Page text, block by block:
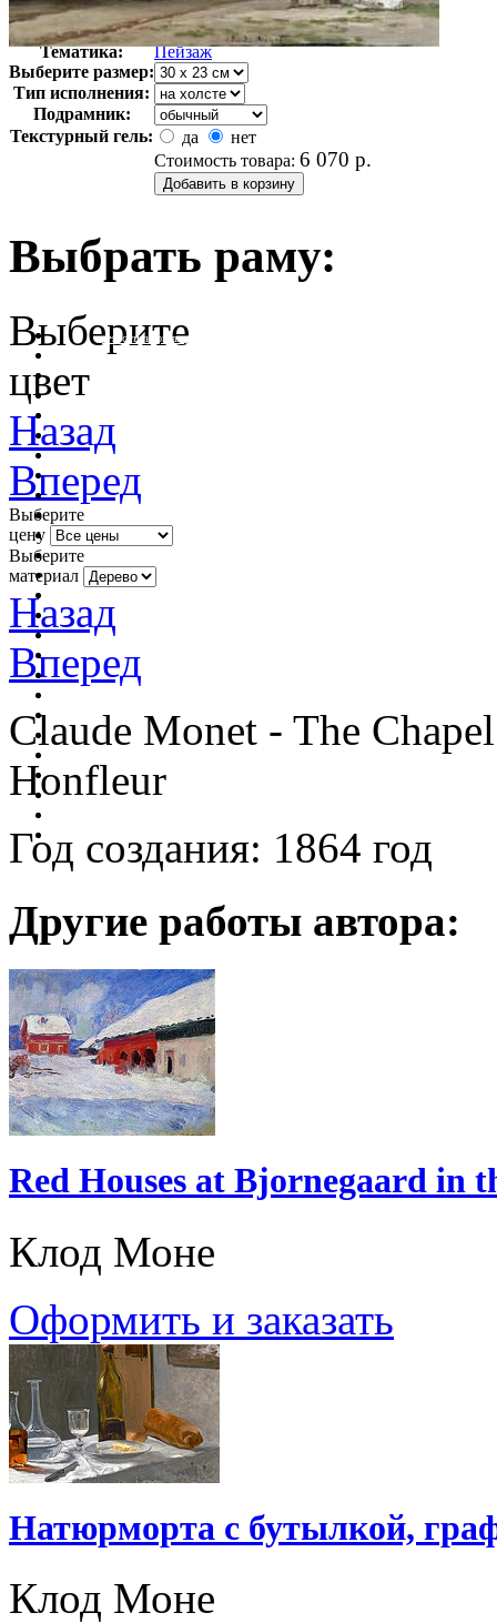
Автор:
Клод Моне
Арт-стиль
Импрессионизм
Тематика:
Пейзаж
Выберите размер:
Тип исполнения:
Подрамник:
Текстурный гель:
да
нет
Стоимость товара: 6 070 р.
Выбрать раму:
очистить фильтр цвета
Выберите
цвет
Назад
Вперед
Выберите
цену
Выберите
материал
Назад
Вперед
Claude Monet - The
Honfleur
Год создания: 1864 год
Другие работы автора:
Red Houses at Bjornegaard in
Клод Моне
Оформить и заказать
Натюрморта с бутылкой,
Клод Моне